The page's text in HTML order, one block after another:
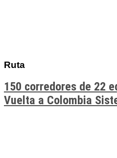
Ruta
150 corredores de 22
Vuelta a Colombia